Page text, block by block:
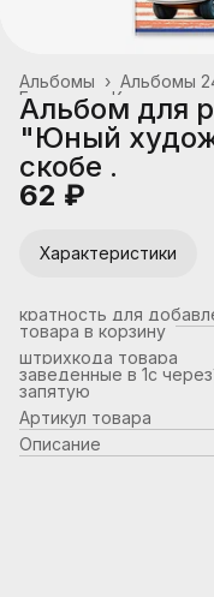
Альбомы
Альбомы ›
Главная
Альбом для
"Юный
скобе .
62 ₽
Характеристики
кратность для
товара в корзину
штрихкода товара
заведенные в 1с через
запятую
Артикул товара
Описание